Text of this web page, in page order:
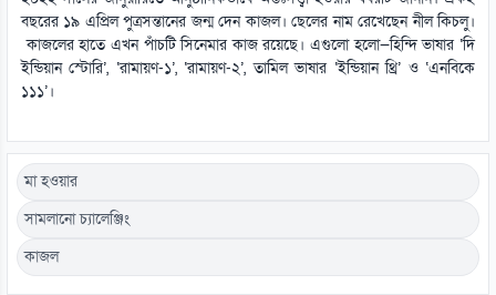
বছরের ১৯ এপ্রিল পুত্রসন্তানের জন্ম দেন কাজল। ছেলের নাম রেখেছেন নীল কিচলু।
কাজলের হাতে এখন পাঁচটি সিনেমার কাজ রয়েছে। এগুলো হলো—হিন্দি ভাষার ‘দি
ইন্ডিয়ান স্টোরি’, ‘রামায়ণ-১’, ‘রামায়ণ-২’, তামিল ভাষার ‘ইন্ডিয়ান থ্রি’ ও ‘এনবিকে
১১১’।
মা হওয়ার
সামলানো চ্যালেঞ্জিং
কাজল